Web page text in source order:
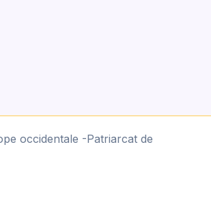
occidentale -Patriarcat de